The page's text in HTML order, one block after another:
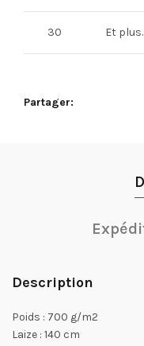
30 Et plus.
Partager
Description
Poids : 700 g/m2
Laize : 140 cm